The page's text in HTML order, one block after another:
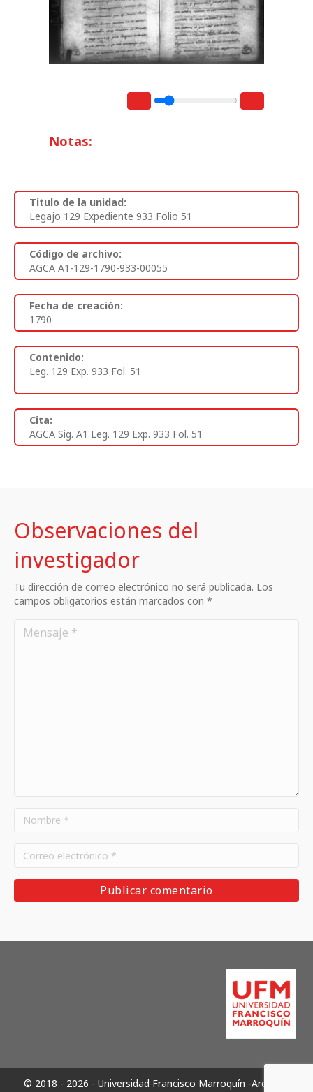
Notas:
Titulo de la unidad:
Legajo 129 Expediente 933 Folio 51
Código de archivo:
AGCA A1-129-1790-933-00055
Fecha de creación:
1790
Contenido:
Leg. 129 Exp. 933 Fol. 51
Cita:
AGCA Sig. A1 Leg. 129 Exp. 933 Fol. 51
Observaciones del
investigador
Tu dirección de correo electrónico no será publicada. Los
campos obligatorios están marcados con *
© 2018 - 2026 - Universidad Francisco Marroquín -Archivos